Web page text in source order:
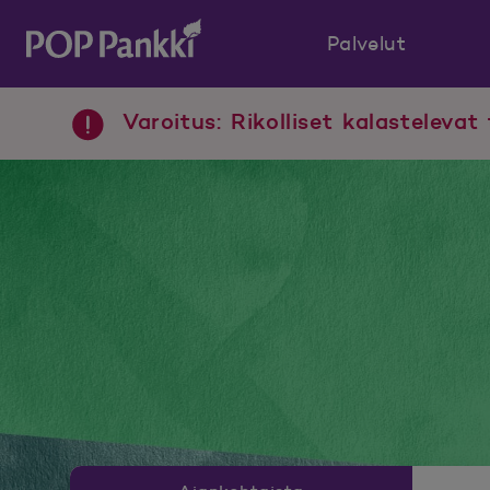
POP Pankki, etusivulle
Palvelut
Varoitus: Rikolliset